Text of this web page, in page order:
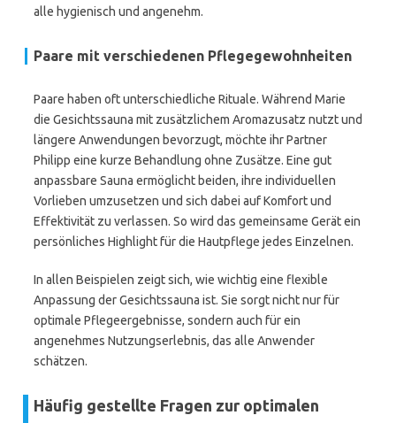
alle hygienisch und angenehm.
Paare mit verschiedenen Pflegegewohnheiten
Paare haben oft unterschiedliche Rituale. Während Marie
die Gesichtssauna mit zusätzlichem Aromazusatz nutzt und
längere Anwendungen bevorzugt, möchte ihr Partner
Philipp eine kurze Behandlung ohne Zusätze. Eine gut
anpassbare Sauna ermöglicht beiden, ihre individuellen
Vorlieben umzusetzen und sich dabei auf Komfort und
Effektivität zu verlassen. So wird das gemeinsame Gerät ein
persönliches Highlight für die Hautpflege jedes Einzelnen.
In allen Beispielen zeigt sich, wie wichtig eine flexible
Anpassung der Gesichtssauna ist. Sie sorgt nicht nur für
optimale Pflegeergebnisse, sondern auch für ein
angenehmes Nutzungserlebnis, das alle Anwender
schätzen.
Häufig gestellte Fragen zur optimalen